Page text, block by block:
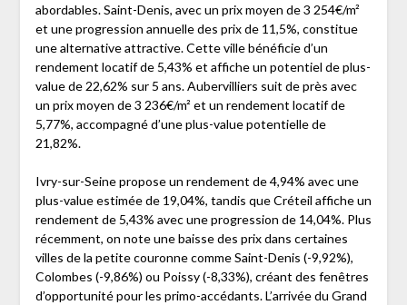
abordables. Saint-Denis, avec un prix moyen de 3 254€/m²
et une progression annuelle des prix de 11,5%, constitue
une alternative attractive. Cette ville bénéficie d’un
rendement locatif de 5,43% et affiche un potentiel de plus-
value de 22,62% sur 5 ans. Aubervilliers suit de près avec
un prix moyen de 3 236€/m² et un rendement locatif de
5,77%, accompagné d’une plus-value potentielle de
21,82%.
Ivry-sur-Seine propose un rendement de 4,94% avec une
plus-value estimée de 19,04%, tandis que Créteil affiche un
rendement de 5,43% avec une progression de 14,04%. Plus
récemment, on note une baisse des prix dans certaines
villes de la petite couronne comme Saint-Denis (-9,92%),
Colombes (-9,86%) ou Poissy (-8,33%), créant des fenêtres
d’opportunité pour les primo-accédants. L’arrivée du Grand